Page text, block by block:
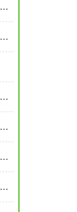
不锈钢反应釜的传热夹套工作原理是什么
多反应釜控温制冷加热一体机需注意安装过程有那些
什么行为会对玻璃反应釜导致致命伤害
如何保证高压反应釜实验结果准确可靠
反应釜密封垫片材料类型选择因素是什么？
填料密封反应釜比填料密封反应釜有那些优势